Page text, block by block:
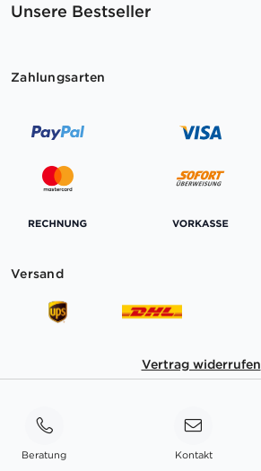
Unsere Bestseller
Zahlungsarten
Versand
Vertrag widerrufen
Beratung Kontakt